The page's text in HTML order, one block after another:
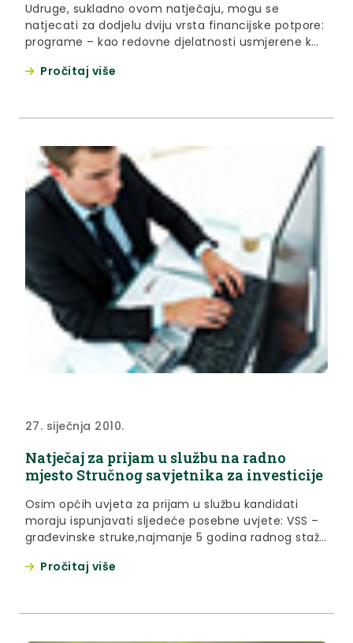
Udruge, sukladno ovom natječaju, mogu se
natjecati za dodjelu dviju vrsta financijske potpore:
programe – kao redovne djelatnosti usmjerene k
društvu,i projekte – kao konkretne nove aktivnosti
Pročitaj više
27. siječnja 2010.
Natječaj za prijam u službu na radno
mjesto Stručnog savjetnika za investicije
Osim općih uvjeta za prijam u službu kandidati
moraju ispunjavati sljedeće posebne uvjete: VSS –
građevinske struke,najmanje 5 godina radnog staža
na osobnom računalu.
Pročitaj više